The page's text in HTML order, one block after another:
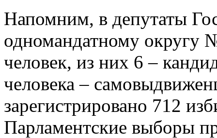
Напомним, в депутаты
одномандатному округу
человек, из них 6 –
человека –
зарегистрировано 712
Парламентские выборы